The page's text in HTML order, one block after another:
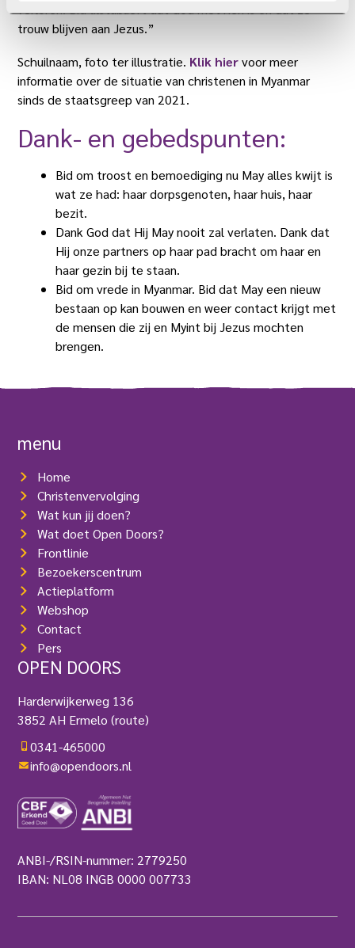
verloren. Bid alstublieft dat God met hen is en dat ze
trouw blijven aan Jezus.”
Schuilnaam, foto ter illustratie. Klik hiervoor meer
informatie over de situatie van christenen in Myanmar
sinds de staatsgreep van 2021.
Dank- en gebedspunten:
Bid om troost en bemoediging nu May alles kwijt is
wat ze had: haar dorpsgenoten, haar huis, haar
bezit.
Dank God dat Hij May nooit zal verlaten. Dank dat
Hij onze partners op haar pad bracht om haar en
haar gezin bij te staan.
Bid om vrede in Myanmar. Bid dat May een nieuw
bestaan op kan bouwen en weer contact krijgt met
de mensen die zij en Myint bij Jezus mochten
brengen.
menu
Home
Christenvervolging
Wat kun jij doen?
Wat doet Open Doors?
Frontlinie
Bezoekerscentrum
Actieplatform
Webshop
Contact
Pers
OPEN DOORS
Harderwijkerweg 136
3852 AH Ermelo(route)
0341-465000
info@opendoors.nl
ANBI-/RSIN-nummer: 2779250
IBAN: NL08 INGB 0000 007733